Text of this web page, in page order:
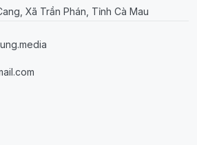
Xã Trần Phán, Tỉnh Cà Mau